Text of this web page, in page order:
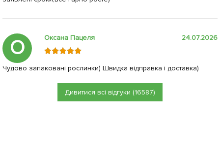
О Оксана Пацеля 24.07.2026
Чудово запаковані рослинки) Швидка відправка і доставка)
Дивитися всі відгуки (16587)